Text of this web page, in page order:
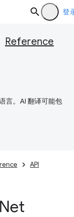
登
Reference
言。AI 翻译可能包
API
Net